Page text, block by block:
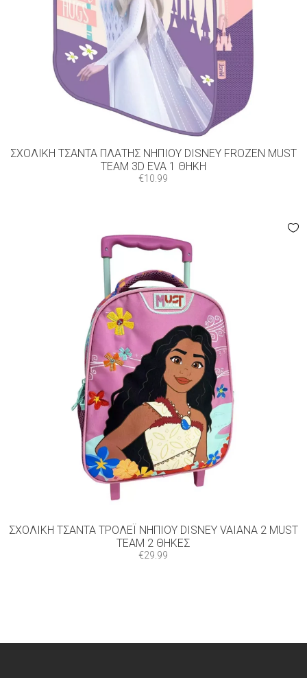
ΣΧΟΛΙΚΉ ΤΣΆΝΤΑ ΠΛΆΤΗΣ ΝΗΠΊΟΥ DISNEY FROZEN MUST
TEAM 3D EVA 1 ΘΉΚΗ
€10.99
ΣΧΟΛΙΚΉ ΤΣΆΝΤΑ ΤΡΌΛΕΪ ΝΗΠΊΟΥ DISNEY VAIANA 2 MUST
TEAM 2 ΘΉΚΕΣ
€29.99